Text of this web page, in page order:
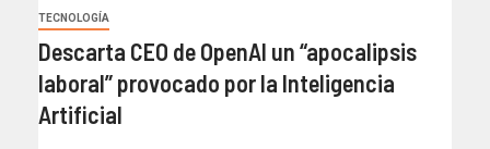
TECNOLOGÍA
Descarta CEO de OpenAI un “apocalipsis
laboral” provocado por la Inteligencia
Artificial